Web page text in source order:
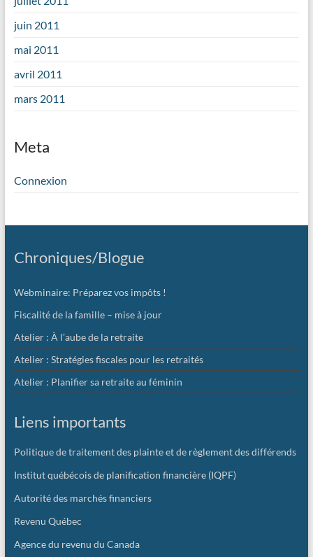
juin 2011
mai 2011
avril 2011
mars 2011
Meta
Connexion
Chroniques/Blogue
Webminaire: Préparez vos impôts !
Fiscalité de la famille – mise à jour
Atelier : À l’aube de la retraite
Atelier : Stratégies fiscales pour les retraités
Atelier : Planifier sa retraite au féminin
Liens importants
Politique de traitement des plainte et de règlement des différends
Institut québécois de planification financière (IQPF)
Autorité des marchés financiers
Revenu Québec
Agence du revenu du Canada